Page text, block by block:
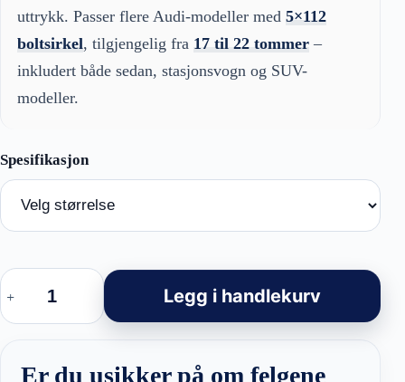
uttrykk. Passer flere Audi-modeller med 5×112
boltsirkel, tilgjengelig fra 17 til 22 tommer –
inkludert både sedan, stasjonsvogn og SUV-
modeller.
Audi
B1618
Hybrid
Black
Legg i handlekurv
Er du usikker på om felgene